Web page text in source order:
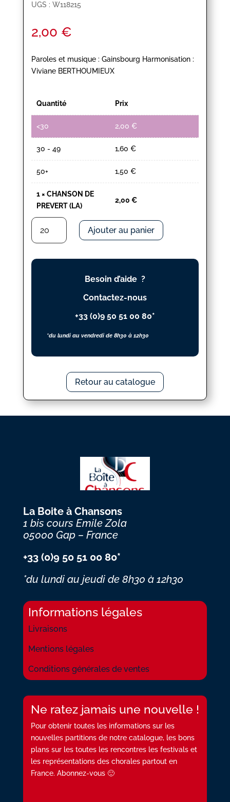
UGS : W118215
2,00 €
Paroles et musique : Gainsbourg Harmonisation :
Viviane BERTHOUMIEUX
Quantité Prix
<30 2,00 €
30 - 49 1,60 €
50+ 1,50 €
1× CHANSON DE
PREVERT (LA)
2,00 €
quantité
CHANSON
DE
Ajouter au panier
Besoin d’aide ?
Contactez-nous
+33 (0)9 50 51 00 80*
*du lundi au vendredi de 8h30 à 12h30
Retour au catalogue
La Boite à Chansons
1 bis cours Emile Zola
05000 Gap – France
+33 (0)9 50 51 00 80*
*du lundi au jeudi de 8h30 à 12h30
Informations légales
Livraisons
Mentions légales
Conditions générales de ventes
Ne ratez jamais une nouvelle !
Pour obtenir toutes les informations sur les
nouvelles partitions de notre catalogue, les bons
plans sur les toutes les rencontres les festivals et
les représentations des chorales partout en
France. Abonnez-vous 🙂